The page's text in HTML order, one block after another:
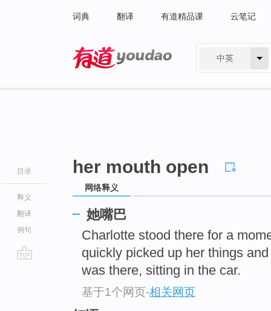
词典 翻译 有道精品课 云笔记
中英
目录
释义
翻译
例句
her mouth open
网络释义
她嘴巴
Charlotte stood there for a
quickly picked up her things
was there, sitting in the car.
基于1个网页-相关网页